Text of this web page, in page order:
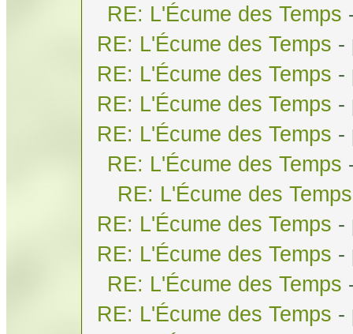
RE: L'Écume des Temps
RE: L'Écume des Temps -
RE: L'Écume des Temps -
RE: L'Écume des Temps -
RE: L'Écume des Temps -
RE: L'Écume des Temps
RE: L'Écume des Temps
RE: L'Écume des Temps -
RE: L'Écume des Temps -
RE: L'Écume des Temps
RE: L'Écume des Temps -